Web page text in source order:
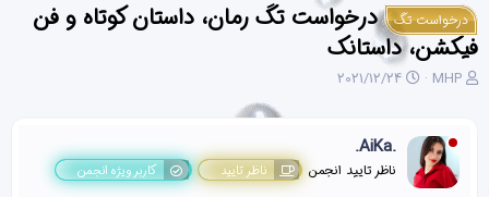
درخواست تگ
درخواست تگ رمان، داستان کوتاه و فن
فیکشن، داستانک
ن
س
ن
د
MHP
ت
خ
ش
2021/12/24
.AiKa.
ناظر تایید انجمن ناظر تایید کاربر ویژه انجمن